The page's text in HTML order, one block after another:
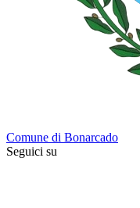
Comune di Bonarcado
Seguici su